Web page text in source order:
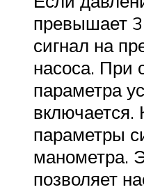
превышает 3
сигнал на
насоса. При
параметра
включается.
параметры
манометра.
позволяет